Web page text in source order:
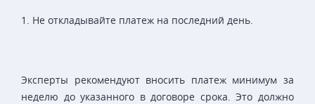
1. Не откладывайте платеж на последний день.
Эксперты рекомендуют вносить платеж минимум за
неделю до указанного в договоре срока. Это должно